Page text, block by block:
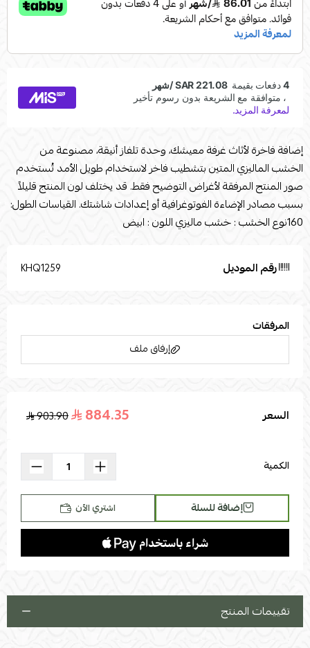
إضافة فاخرة لأثاث غرفة معيشك، وحدة تلفاز أنيقة، مصنوعة من
الخشب الماليزي المتين بتشطيب فاخر لاستخدام طويل الأمد تُستخدم
صور المنتج المرفقة لأغراض التوضيح فقط. قد يختلف لون المنتج قليلاً
بسبب مصادر الإضاءة الفوتوغرافية أو إعدادات شاشتك. القياسات الطول:
160نوع الخشب : خشب ماليزي اللون : ابيض
رقم الموديل KHQ1259
المرفقات
إرفاق ملف
اسحب و افلت الملف هنا
السعر 884.35
903.90
الكمية
إضافة للسلة اشتري الآن
تقييمات المنتج